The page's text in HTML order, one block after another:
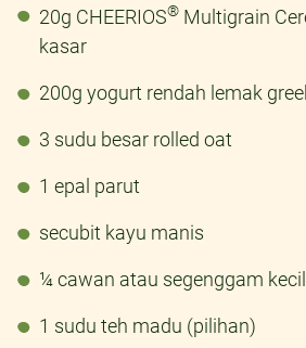
20g CHEERIOS® Multigrain
kasar
200g yogurt rendah lemak
3 sudu besar rolled oat
1 epal parut
secubit kayu manis
¼ cawan atau segenggam
1 sudu teh madu (pilihan)